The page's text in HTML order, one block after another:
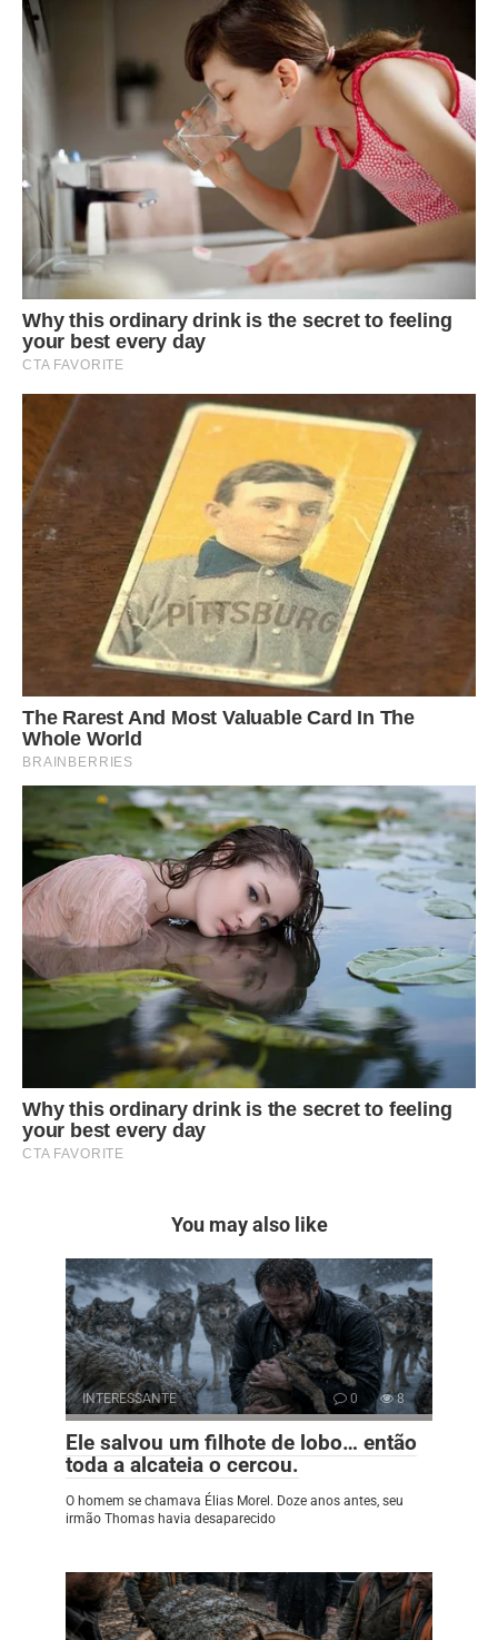
You may also like
INTERESSANTE 0 8
Ele salvou um filhote de lobo… então
toda a alcateia o cercou.
O homem se chamava Élias Morel. Doze anos antes, seu
irmão Thomas havia desaparecido